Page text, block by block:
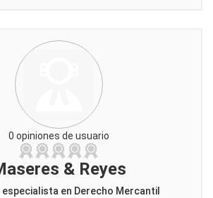
0 opiniones de usuario
& Reyes
en Derecho Mercantil